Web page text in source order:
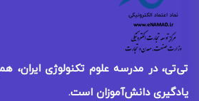
تی‌تی، در مدرسه علوم تکنولوژی ایران،
یادگیریدانش‌آموزان است.